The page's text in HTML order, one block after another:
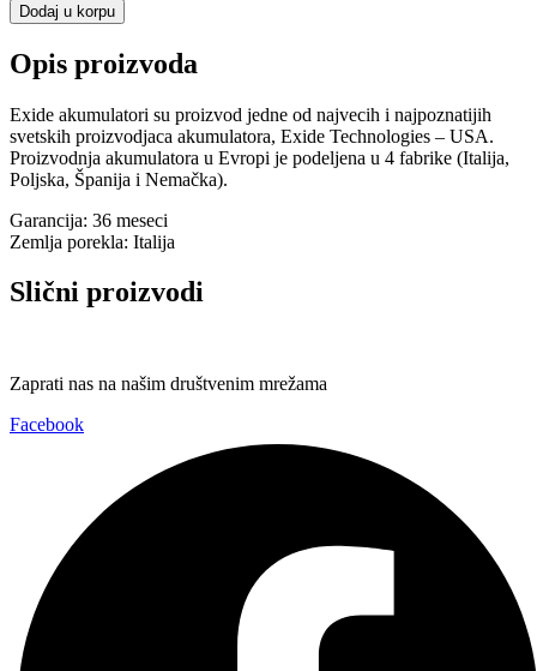
Dodaj u korpu
Opis proizvoda
Exide akumulatori su proizvod jedne od najvecih i najpoznatijih
svetskih proizvodjaca akumulatora, Exide Technologies – USA.
Proizvodnja akumulatora u Evropi je podeljena u 4 fabrike (Italija,
Poljska, Španija i Nemačka).
Garancija: 36 meseci
Zemlja porekla: Italija
Slični proizvodi
Zaprati nas na našim društvenim mrežama
Facebook